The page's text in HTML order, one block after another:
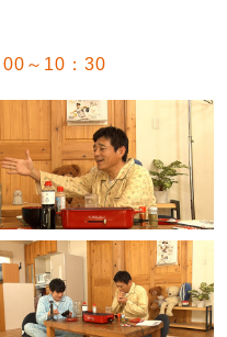
～10：30